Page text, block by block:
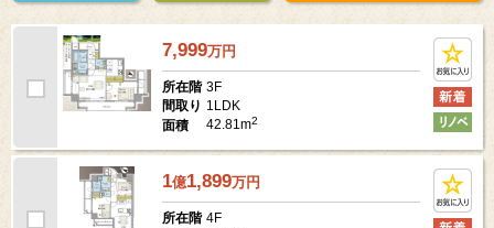
7,999万円
所在階 3F
間取り 1LDK
面積
42.81m2
1億1,899万円
所在階 4F